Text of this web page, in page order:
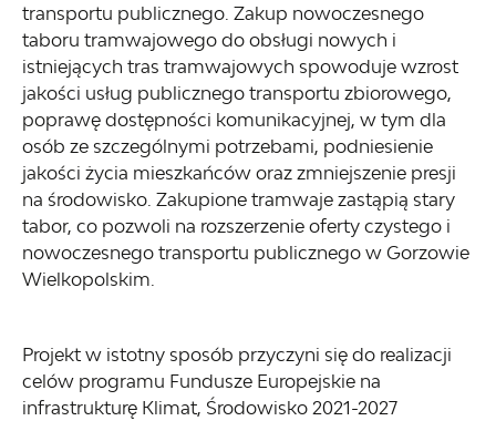
transportu publicznego. Zakup nowoczesnego
taboru tramwajowego do obsługi nowych i
istniejących tras tramwajowych spowoduje wzrost
jakości usług publicznego transportu zbiorowego,
poprawę dostępności komunikacyjnej, w tym dla
osób ze szczególnymi potrzebami, podniesienie
jakości życia mieszkańców oraz zmniejszenie presji
na środowisko. Zakupione tramwaje zastąpią stary
tabor, co pozwoli na rozszerzenie oferty czystego i
nowoczesnego transportu publicznego w Gorzowie
Wielkopolskim.
Projekt w istotny sposób przyczyni się do realizacji
celów programu Fundusze Europejskie na
infrastrukturę Klimat, Środowisko 2021-2027